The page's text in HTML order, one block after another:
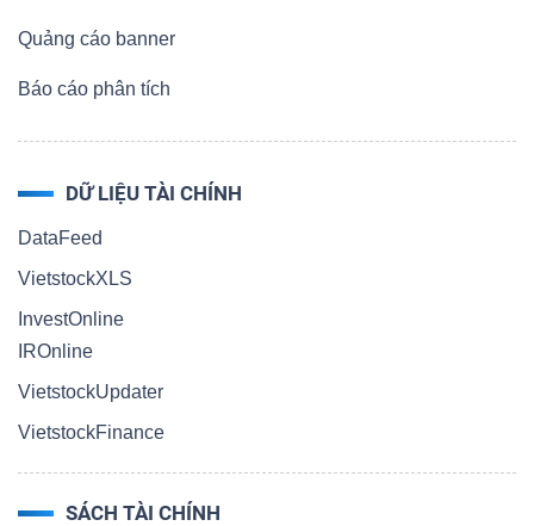
Quảng cáo banner
Báo cáo phân tích
DỮ LIỆU TÀI CHÍNH
DataFeed
VietstockXLS
InvestOnline
IROnline
VietstockUpdater
VietstockFinance
SÁCH TÀI CHÍNH